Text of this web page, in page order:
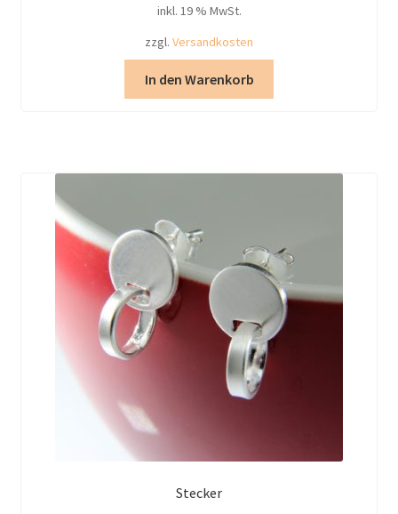
inkl. 19 % MwSt.
zzgl. Versandkosten
In den Warenkorb
Stecker